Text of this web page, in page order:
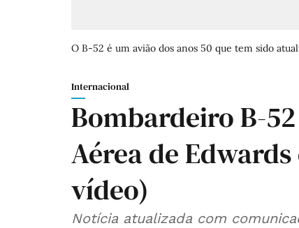
O B-52 é um avião dos anos 50 que tem sido
Internacional
Bombardeiro B-
Aérea de
vídeo)
Notícia atualizada com